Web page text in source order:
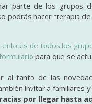
parte de los grupos
podrás hacer “terapia de
enlaces de todos los
formulario para que se
al tanto de las
invitar a familiares
por llegar hasta